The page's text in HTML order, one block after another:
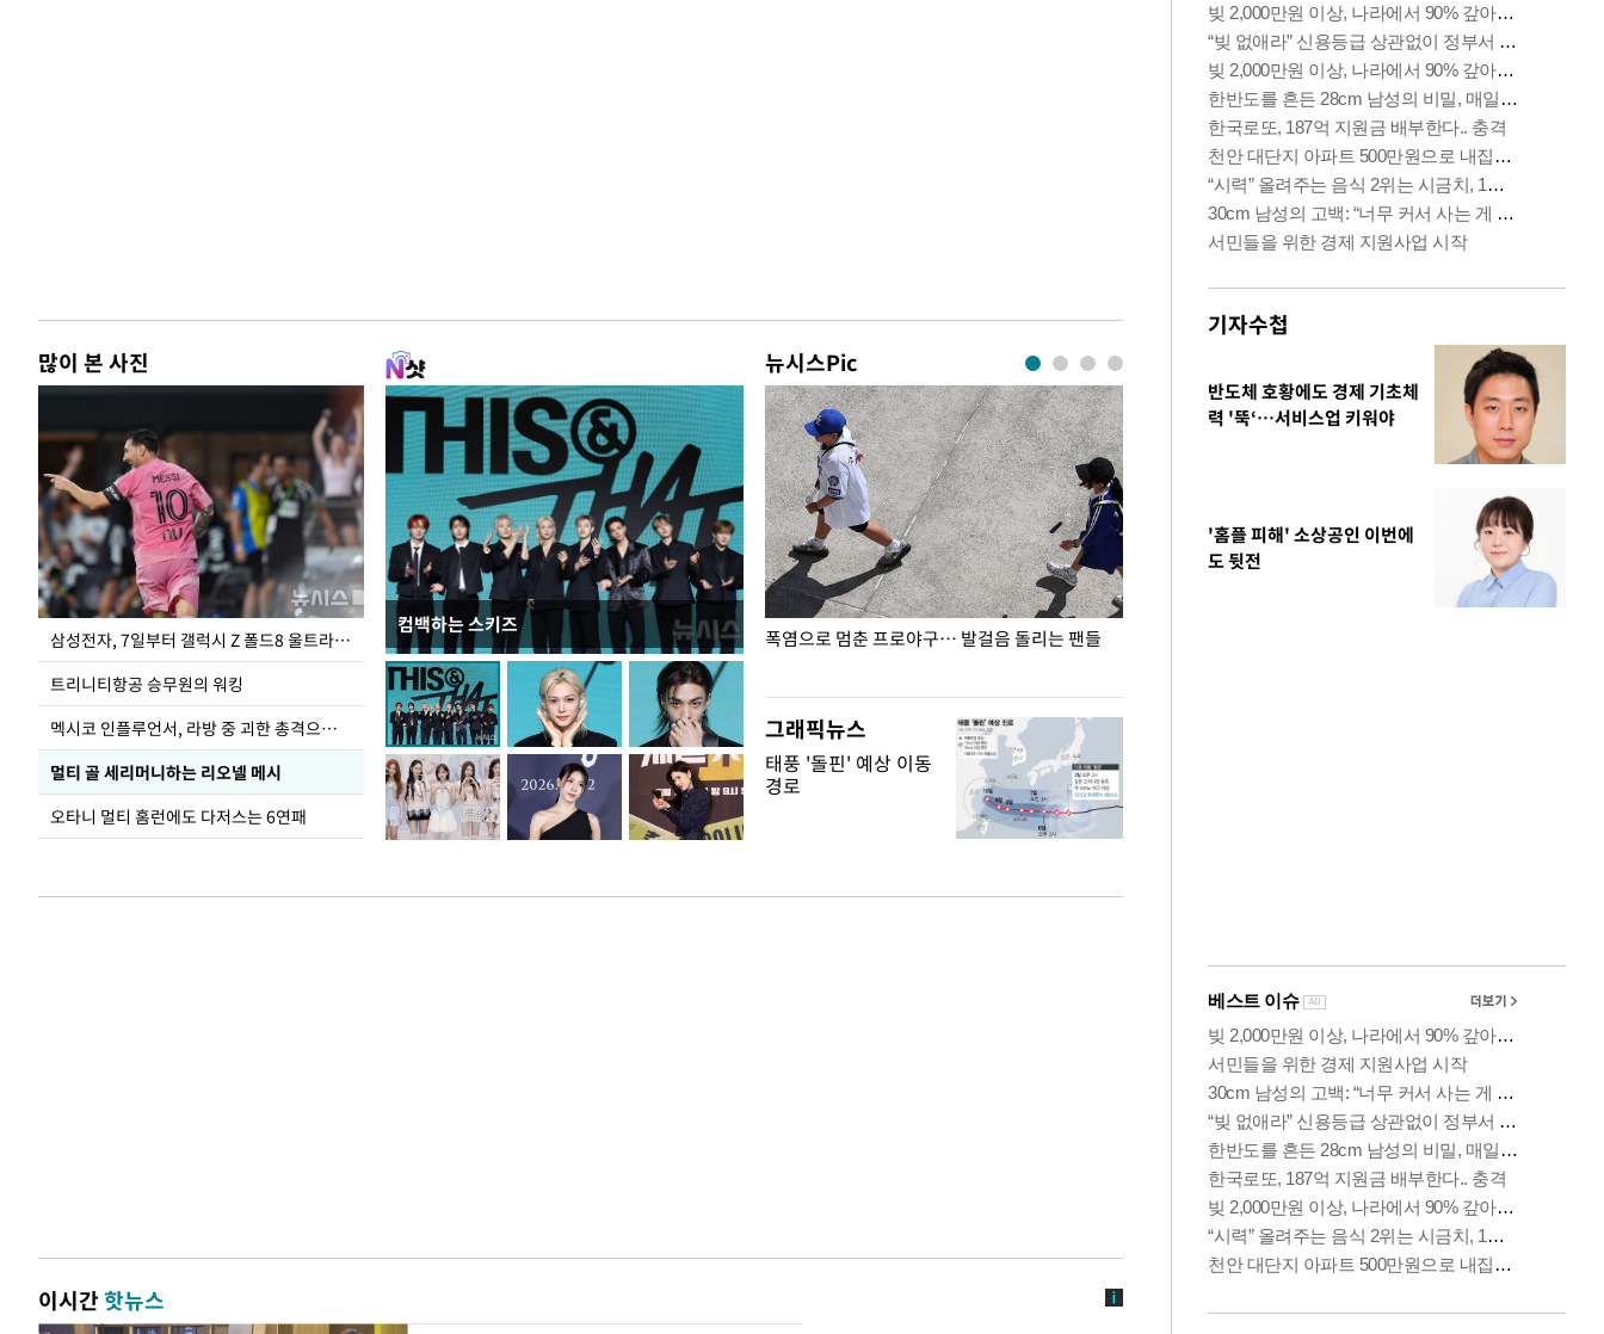
많이 본 사진
삼성전자, 7일부터 갤럭시 Z 폴드8 울트라·폴드8·플립8 출시
트리니티항공 승무원의 워킹
멕시코 인플루언서, 라방 중 괴한 총격으로 사망
멀티 골 세리머니하는 리오넬 메시
오타니 멀티 홈런에도 다저스는 6연패
컴백하는 스키즈
뉴시스Pic
입추 하루 앞둔 전남광주… 열화상 카메라에 담긴
폭염
폭염으로 멈춘 프로야구… 발걸음 돌리는 팬들
그래픽뉴스
태풍 '돌핀' 예상 이동
경로
이시간핫뉴스
기자수첩
반도체 호황에도 경제 기초체
력 '뚝‘…서비스업 키워야
'홈플 피해' 소상공인 이번에
도 뒷전